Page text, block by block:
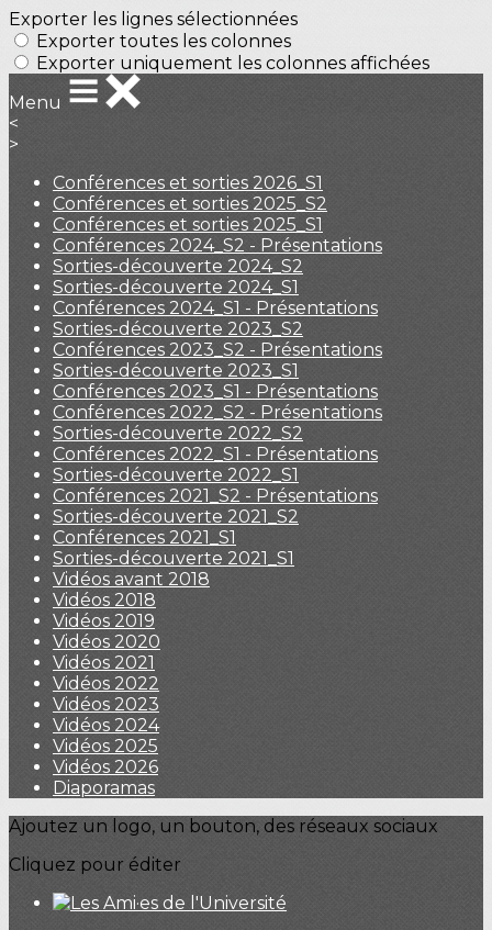
Exporter les lignes sélectionnées
Exporter toutes les colonnes
Exporter uniquement les colonnes affichées
Menu
<
>
Conférences et sorties 2026_S1
Conférences et sorties 2025_S2
Conférences et sorties 2025_S1
Conférences 2024_S2 - Présentations
Sorties-découverte 2024_S2
Sorties-découverte 2024_S1
Conférences 2024_S1 - Présentations
Sorties-découverte 2023_S2
Conférences 2023_S2 - Présentations
Sorties-découverte 2023_S1
Conférences 2023_S1 - Présentations
Conférences 2022_S2 - Présentations
Sorties-découverte 2022_S2
Conférences 2022_S1 - Présentations
Sorties-découverte 2022_S1
Conférences 2021_S2 - Présentations
Sorties-découverte 2021_S2
Conférences 2021_S1
Sorties-découverte 2021_S1
Vidéos avant 2018
Vidéos 2018
Vidéos 2019
Vidéos 2020
Vidéos 2021
Vidéos 2022
Vidéos 2023
Vidéos 2024
Vidéos 2025
Vidéos 2026
Diaporamas
Ajoutez un logo, un bouton, des réseaux sociaux
Cliquez pour éditer